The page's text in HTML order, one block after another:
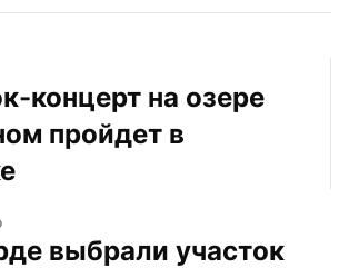
концерт на озере
пройдет в
выбрали участок